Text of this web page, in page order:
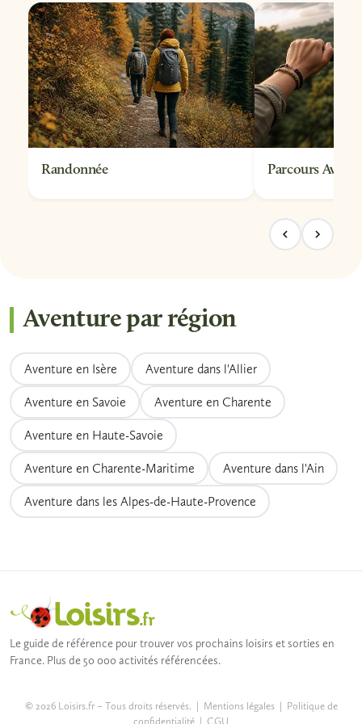
sur les restrictions d'âge ou de poids selon les
disciplines choisies avant de finaliser votre
réservation.
Randonnée Parcours
Aventure par région
Aventure en Isère Aventure dans l'Allier
Aventure en Savoie Aventure en Charente
Aventure en Haute-Savoie
Aventure en Charente-Maritime Aventure dans l'Ain
Aventure dans les Alpes-de-Haute-Provence
Le guide de référence pour trouver vos prochains loisirs et sorties en
France. Plus de 50 000 activités référencées.
© 2026 Loisirs.fr – Tous droits réservés. | Mentions légales| Politique de
confidentialité | CGU